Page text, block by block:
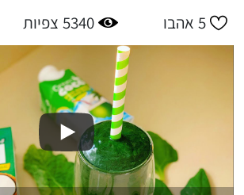
5 אהבו 5340 צפיות